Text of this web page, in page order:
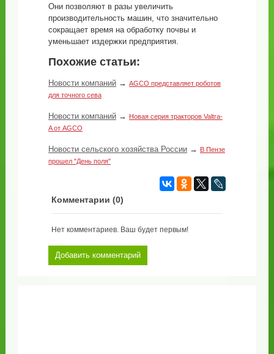
Они позволяют в разы увеличить
производительность машин, что значительно
сокращает время на обработку почвы и
уменьшает издержки предприятия.
Похожие статьи:
Новости компаний→ AGCO представляет роботов
для точного сева
Новости компаний→ Новая серия тракторов Valtra-
A от AGCO
Новости сельского хозяйства России→ В Пензе
прошел "День поля"
Комментарии (0)
Нет комментариев. Ваш будет первым!
Добавить комментарий